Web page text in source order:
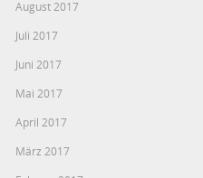
August 2017
Juli 2017
Juni 2017
Mai 2017
April 2017
März 2017